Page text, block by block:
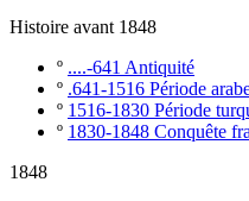
Histoire avant 1848
º ....-641 Antiquité
º .641-1516 Période
º 1516-1830 Période
º 1830-1848 Conquête
1848